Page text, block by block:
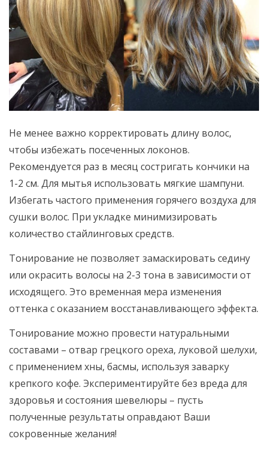
Не менее важно корректировать длину волос,
чтобы избежать посеченных локонов.
Рекомендуется раз в месяц состригать кончики на
1-2 см. Для мытья использовать мягкие шампуни.
Избегать частого применения горячего воздуха для
сушки волос. При укладке минимизировать
количество стайлинговых средств.
Тонирование не позволяет замаскировать седину
или окрасить волосы на 2-3 тона в зависимости от
исходящего. Это временная мера изменения
оттенка с оказанием восстанавливающего эффекта.
Тонирование можно провести натуральными
составами – отвар грецкого ореха, луковой шелухи,
с применением хны, басмы, используя заварку
крепкого кофе. Экспериментируйте без вреда для
здоровья и состояния шевелюры – пусть
полученные результаты оправдают Ваши
сокровенные желания!